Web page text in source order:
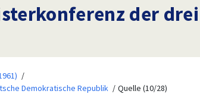
der
Demokratische Republik
Quelle (10/28)